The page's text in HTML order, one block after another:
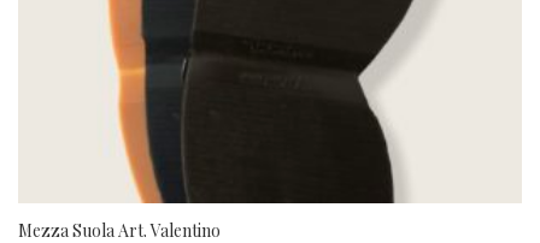
Mezza Suola Art. Valentino